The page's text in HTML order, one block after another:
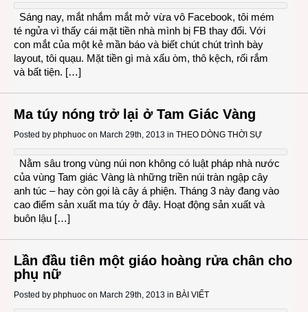
Sáng nay, mắt nhắm mắt mở vừa vô Facebook, tôi mém
té ngửa vì thấy cái mặt tiền nhà mình bị FB thay đổi. Với
con mắt của một kẻ mần báo và biết chút chút trình bày
layout, tôi quạu. Mặt tiền gì mà xấu òm, thô kệch, rối rắm
và bất tiện. […]
Ma túy nóng trở lại ở Tam Giác Vàng
Posted by phphuoc on March 29th, 2013 in THEO DÒNG THỜI SỰ
Nằm sâu trong vùng núi non không có luật pháp nhà nước
của vùng Tam giác Vàng là những triền núi tràn ngập cây
anh túc – hay còn gọi là cây á phiện. Tháng 3 này đang vào
cao điểm sản xuất ma túy ở đây. Hoạt động sản xuất và
buôn lậu […]
Lần đầu tiên một giáo hoàng rửa chân cho
phụ nữ
Posted by phphuoc on March 29th, 2013 in BÀI VIẾT